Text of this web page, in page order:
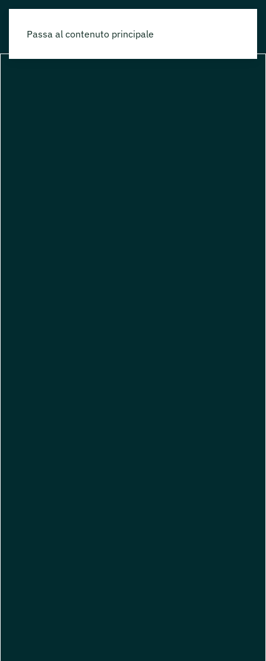
Passa al contenuto principale